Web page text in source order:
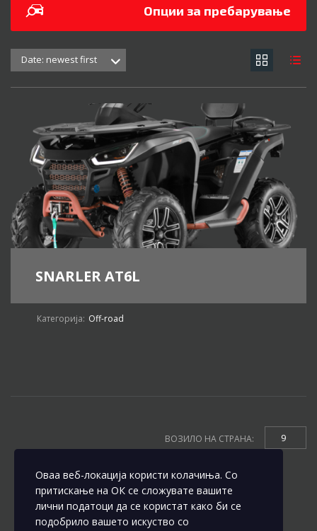
Опции за пребарување
Date: newest first
SNARLER AT6L
Категорија: Off-road
ВОЗИЛО НА СТРАНА: 9
Оваа веб-локација користи колачиња. Со
притискање на ОК се сложувате вашите
лични податоци да се користат како би се
подобрило вашето искуство со